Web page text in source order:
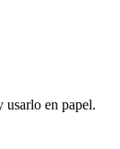
en papel.